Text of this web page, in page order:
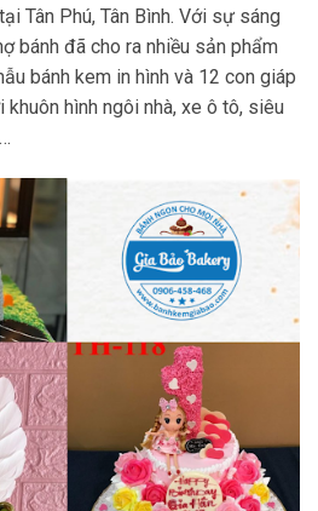
Tân Phú, Tân Bình. Với sự sáng
bánh đã cho ra nhiều sản phẩm
bánh kem in hình và 12 con giáp
khuôn hình ngôi nhà, xe ô tô, siêu